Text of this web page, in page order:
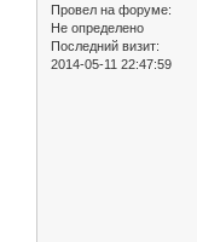
Провел на форуме:
Не определено
Последний визит:
2014-05-11 22:47:59